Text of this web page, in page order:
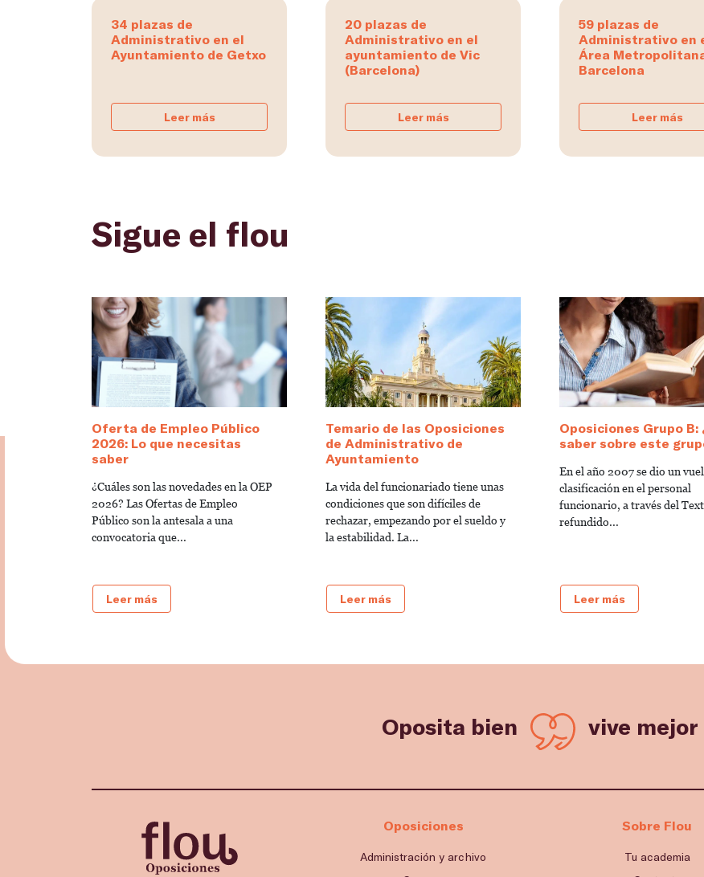
34 plazas de
Administrativo en el
Ayuntamiento de Getxo
Leer más
20 plazas de
Administrativo en el
ayuntamiento de Vic
(Barcelona)
Leer más
59 plazas de
Administrativo en
Área
Barcelona
Leer más
Sigue el flou
Oferta de Empleo Público
2026: Lo que necesitas
saber
¿Cuáles son las novedades en la OEP
2026? Las Ofertas de Empleo
Público son la antesala a una
convocatoria que...
Leer más
Temario de las Oposiciones
de Administrativo de
Ayuntamiento
La vida del funcionariado tiene unas
condiciones que son difíciles de
rechazar, empezando por el sueldo y
la estabilidad. La...
Leer más
Oposiciones Grupo B:
saber sobre este
En el año 2007 se dio un
clasificación en el personal
funcionario, a través del
refundido...
Leer más
Oposita bien vive mejor
Oposiciones
Administración y archivo
Sobre Flou
Tu academia